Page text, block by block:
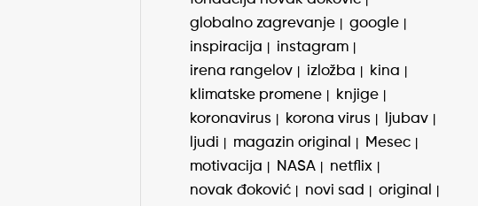
globalno zagrevanje
google
inspiracija
instagram
irena rangelov
izložba
kina
klimatske promene
knjige
koronavirus
korona virus
ljubav
ljudi
magazin original
Mesec
motivacija
NASA
netflix
novak đoković
novi sad
original